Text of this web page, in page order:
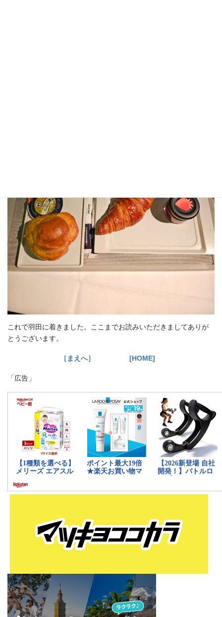
これで羽田に着きました。ここまでお読みいただきましてありが
とうございます。
［まえへ］ [HOME]
「広告」